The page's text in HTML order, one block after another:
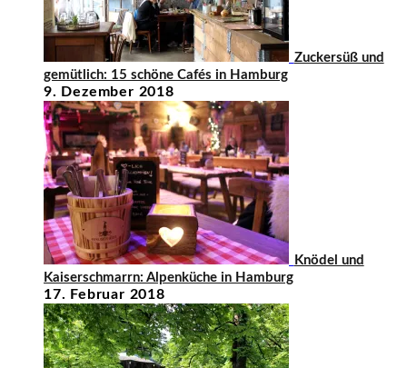
Zuckersüß und
gemütlich: 15 schöne Cafés in Hamburg
9. Dezember 2018
Knödel und
Kaiserschmarrn: Alpenküche in Hamburg
17. Februar 2018